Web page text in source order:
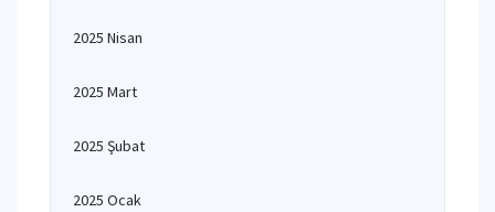
2025 Nisan
2025 Mart
2025 Şubat
2025 Ocak